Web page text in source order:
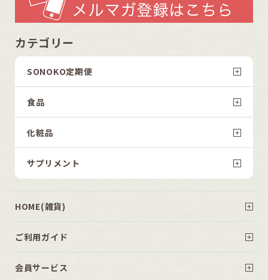
カテゴリー
SONOKO定期便
食品
化粧品
サプリメント
HOME(雑貨)
ご利用ガイド
会員サービス